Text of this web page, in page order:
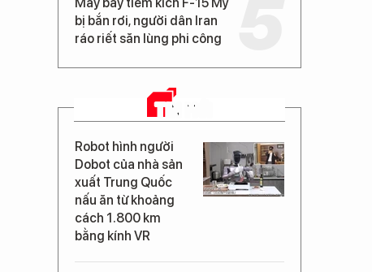
bị bắn rơi, người dân Iran
ráo riết săn lùng phi công
TIN MỚI
Robot hình người
Dobot của nhà sản
xuất Trung Quốc
nấu ăn từ khoảng
cách 1.800 km
bằng kính VR